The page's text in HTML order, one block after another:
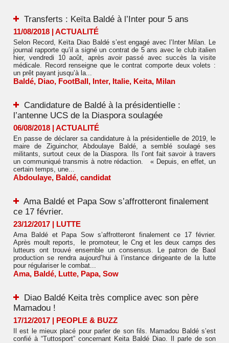
Transferts : Keïta Baldé à l’Inter pour 5 ans
11/08/2018 | ACTUALITÉ
Selon Record, Keïta Diao Baldé s’est engagé avec l’Inter Milan. Le
journal rapporte qu’il a signé un contrat de 5 ans avec le club italien
hier, vendredi 10 août, après avoir passé avec succès la visite
médicale. Record renseigne que le contrat comporte deux volets :
un prêt payant jusqu’à la...
Baldé, Diao, FootBall, Inter, Italie, Keita, Milan
Candidature de Baldé à la présidentielle :
l’antenne UCS de la Diaspora soulagée
06/08/2018 | ACTUALITÉ
En passe de déclarer sa candidature à la présidentielle de 2019, le
maire de Ziguinchor, Abdoulaye Baldé, a semblé soulagé ses
militants, surtout ceux de la Diaspora. Ils l’ont fait savoir à travers
un communiqué transmis à notre rédaction. « Depuis, en effet, un
certain temps, une...
Abdoulaye, Baldé, candidat
Ama Baldé et Papa Sow s’affrotteront finalement
ce 17 février.
23/12/2017 | LUTTE
Ama Baldé et Papa Sow s’affrotteront finalement ce 17 février.
Après moult reports, le promoteur, le Cng et les deux camps des
lutteurs ont trouvé ensemble un consensus. Le patron de Baol
production se rendra aujourd’hui à l’instance dirigeante de la lutte
pour régulariser le combat...
Ama, Baldé, Lutte, Papa, Sow
Diao Baldé Keita très complice avec son père
Mamadou !
17/12/2017 | PEOPLE & BUZZ
Il est le mieux placé pour parler de son fils. Mamadou Baldé s’est
confié à “Tuttosport” concernant Keita Baldé Diao. Il parle de son